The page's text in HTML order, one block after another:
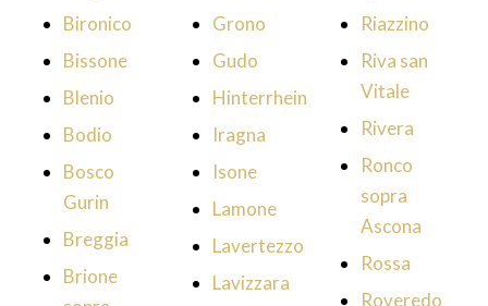
Bironico
Bissone
Blenio
Bodio
Bosco
Gurin
Breggia
Brione
Grono
Gudo
Hinterrhein
Iragna
Isone
Lamone
Lavertezzo
Lavizzara
Riazzino
Riva san
Vitale
Rivera
Ronco
sopra
Ascona
Rossa
Roveredo